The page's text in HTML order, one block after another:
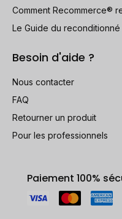
Comment Recommerce®
Le Guide du reconditionné
Besoin d'aide ?
Nous contacter
FAQ
Retourner un produit
Pour les professionnels
Paiement 100%